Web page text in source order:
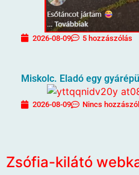
2026-08-09 5 hozzászólás
Miskolc. Eladó egy
2026-08-09 Nincs
Zsófia-kilátó